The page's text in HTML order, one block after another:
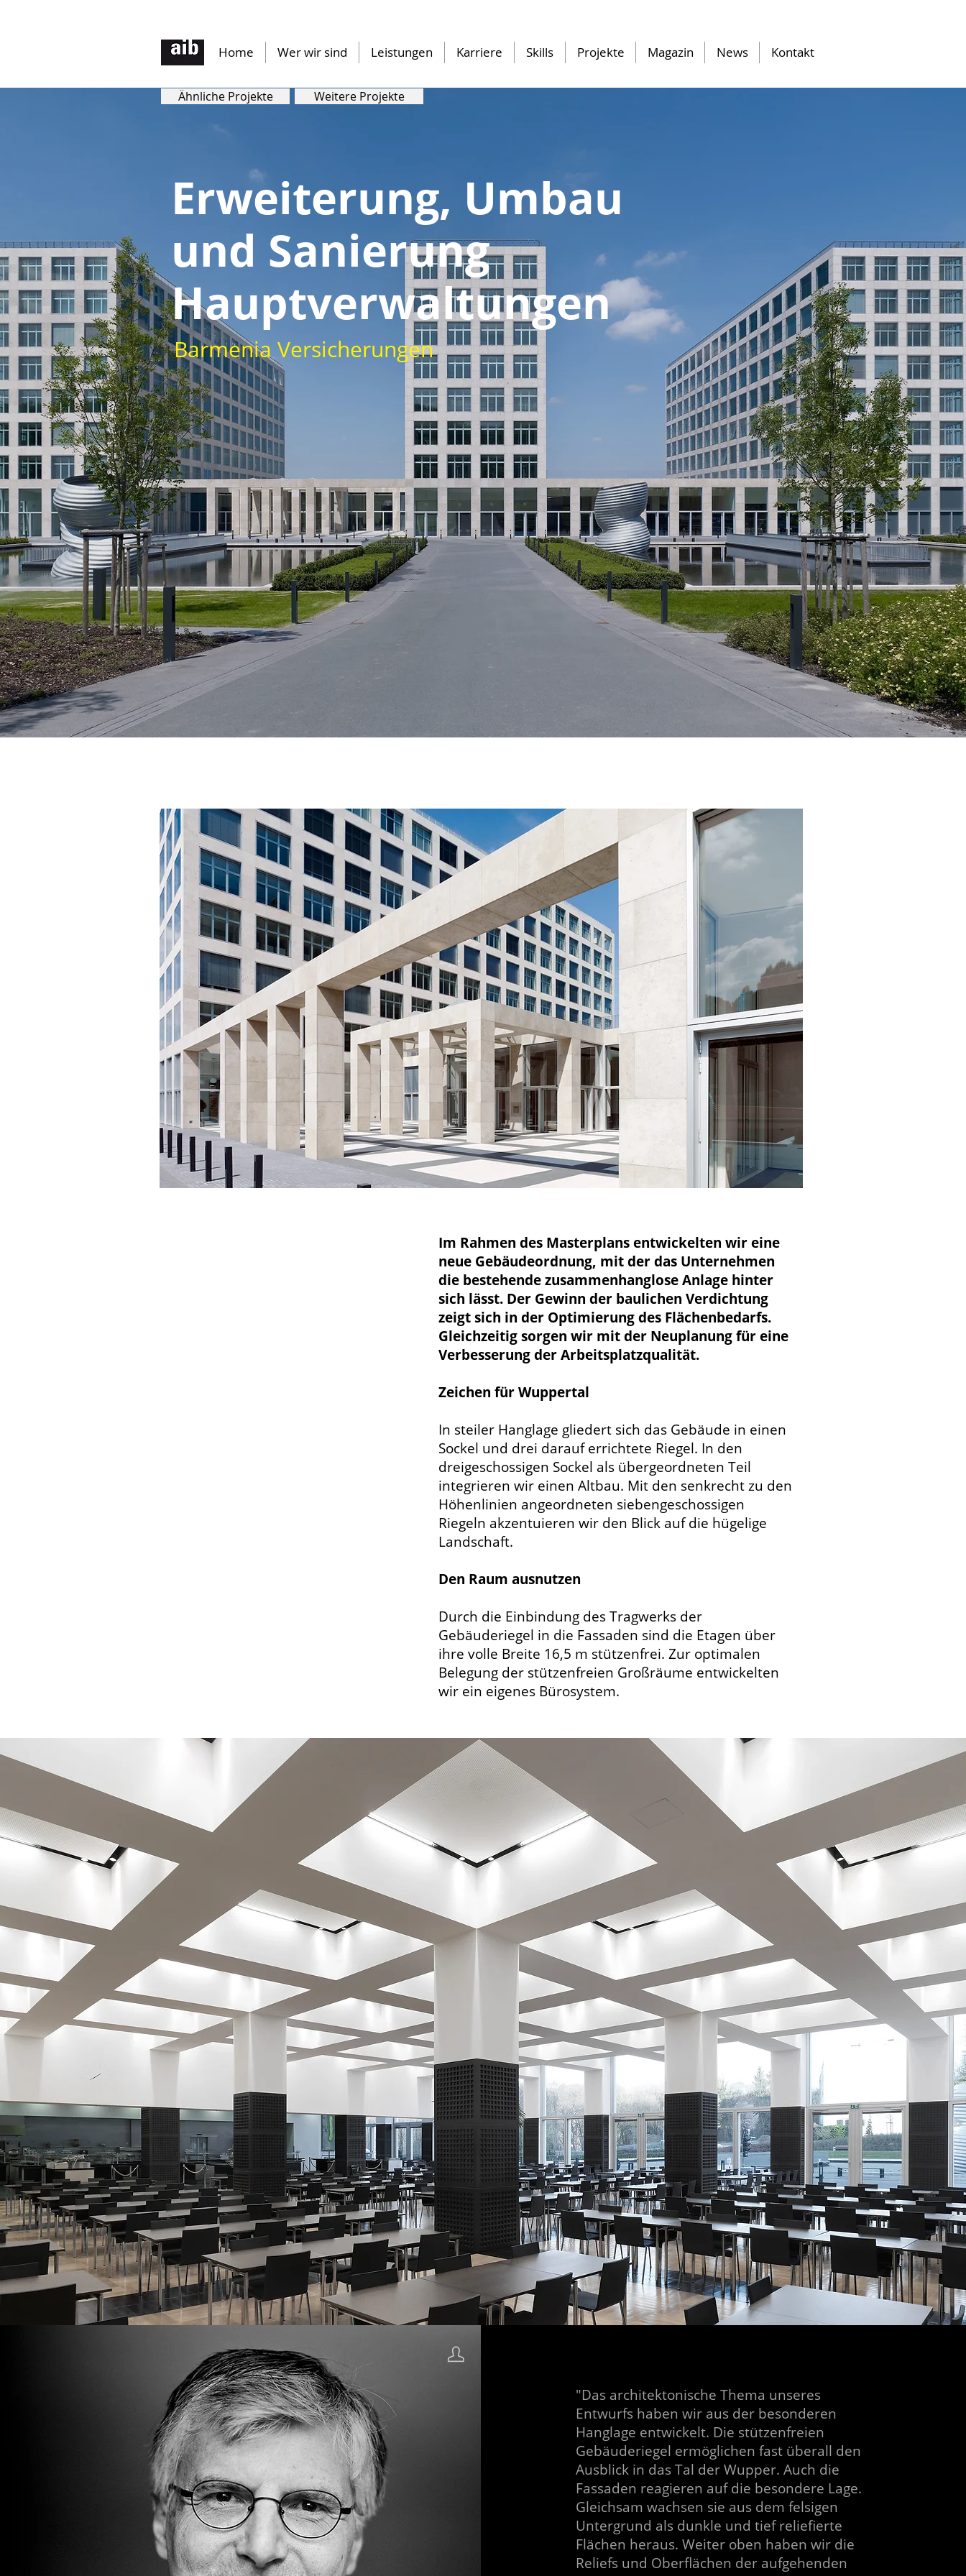
Home Wer wir sind Leistungen Karriere Skills Projekte Magazin News Kontakt
Ähnliche Projekte Weitere Projekte
Erweiterung, Umbau
und Sanierung
Hauptverwaltungen
Barmenia Versicherungen
Im Rahmen des Masterplans entwickelten wir eine
neue Gebäudeordnung, mit der das Unternehmen
die bestehende zusammenhanglose Anlage hinter
sich lässt. Der Gewinn der baulichen Verdichtung
zeigt sich in der Optimierung des Flächenbedarfs.
Gleichzeitig sorgen wir mit der Neuplanung für eine
Verbesserung der Arbeitsplatzqualität.
Zeichen für Wuppertal
In steiler Hanglage gliedert sich das Gebäude in einen
Sockel und drei darauf errichtete Riegel. In den
dreigeschossigen Sockel als übergeordneten Teil
integrieren wir einen Altbau. Mit den senkrecht zu den
Höhenlinien angeordneten siebengeschossigen
Riegeln akzentuieren wir den Blick auf die hügelige
Landschaft.
Den Raum ausnutzen
Durch die Einbindung des Tragwerks der
Gebäuderiegel in die Fassaden sind die Etagen über
ihre volle Breite 16,5 m stützenfrei. Zur optimalen
Belegung der stützenfreien Großräume entwickelten
wir ein eigenes Bürosystem.
"Das architektonische Thema unseres
Entwurfs haben wir aus der besonderen
Hanglage entwickelt. Die stützenfreien
Gebäuderiegel ermöglichen fast überall den
Ausblick in das Tal der Wupper. Auch die
Fassaden reagieren auf die besondere Lage.
Gleichsam wachsen sie aus dem felsigen
Untergrund als dunkle und tief reliefierte
Flächen heraus. Weiter oben haben wir die
Reliefs und Oberflächen der aufgehenden